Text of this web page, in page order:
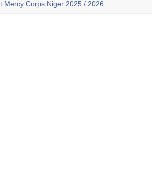
Mercy Corps Niger 2025 / 2026